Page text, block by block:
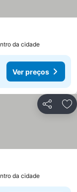
da cidade
Ver preços
Partilhar
da cidade